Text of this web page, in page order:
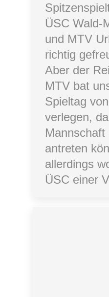
ÜSC Wald-
und MTV
richtig
Aber der
MTV bat
Spieltag
verlegen,
antreten
allerdings
ÜSC einer